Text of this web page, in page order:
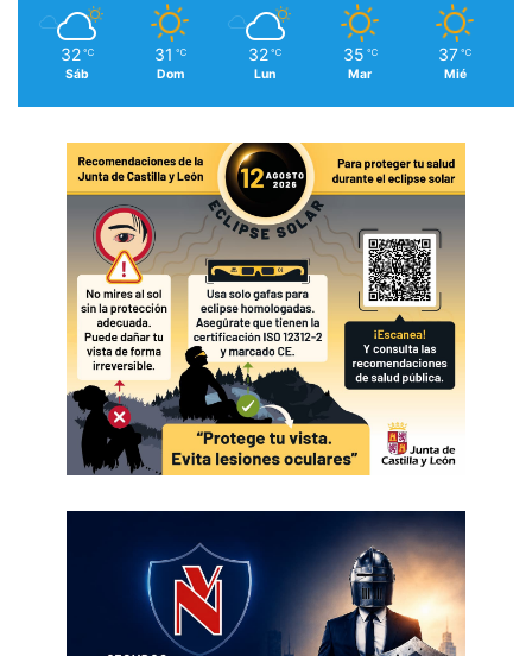
32 ℃
Sáb
31 ℃
Dom
32 ℃
Lun
35 ℃
Mar
37 ℃
Mié